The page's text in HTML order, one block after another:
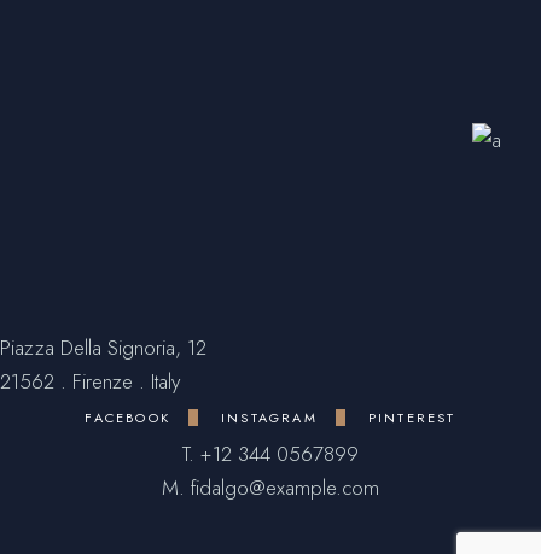
Piazza Della Signoria, 12
21562 . Firenze . Italy
FACEBOOK INSTAGRAM PINTEREST
T. +12 344 0567899
M. fidalgo@example.com